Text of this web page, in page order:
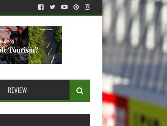
REVIEW